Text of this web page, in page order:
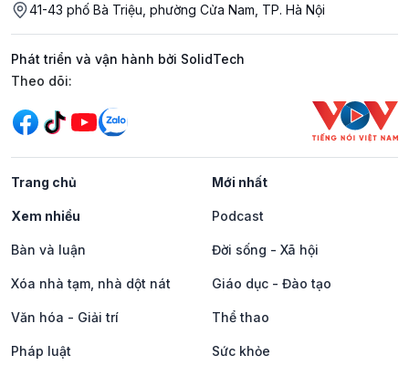
41-43 phố Bà Triệu, phường Cửa Nam, TP. Hà Nội
Phát triển và vận hành bởi SolidTech
Mạng xã hội
Theo dõi:
Trang chủ Mới nhất
Xem nhiều Podcast
Bàn và luận Đời sống - Xã hội
Xóa nhà tạm, nhà dột nát Giáo dục - Đào tạo
Văn hóa - Giải trí Thể thao
Pháp luật Sức khỏe